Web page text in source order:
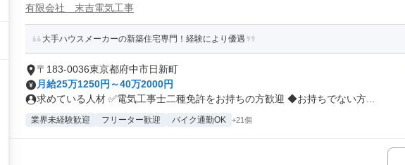
有限会社 末吉電気工事
大手ハウスメーカーの新築住宅専門！経験により優遇
〒183-0036東京都府中市日新町
月給25万1250円～40万2000円
求めている人材 ✅電気工事士二種免許をお持ちの方歓迎 ◆お持ちでない方...
業界未経験歓迎 フリーター歓迎 バイク通勤OK +21個